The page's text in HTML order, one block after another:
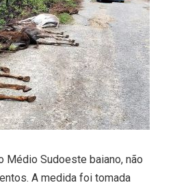
Médio Sudoeste baiano, não
A medida foi tomada